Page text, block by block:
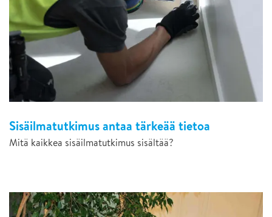
Sisäilmatutkimus antaa tärkeää tietoa
Mitä kaikkea sisäilmatutkimus sisältää?